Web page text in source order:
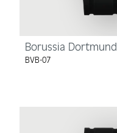
Borussia Dortmund
BVB-07